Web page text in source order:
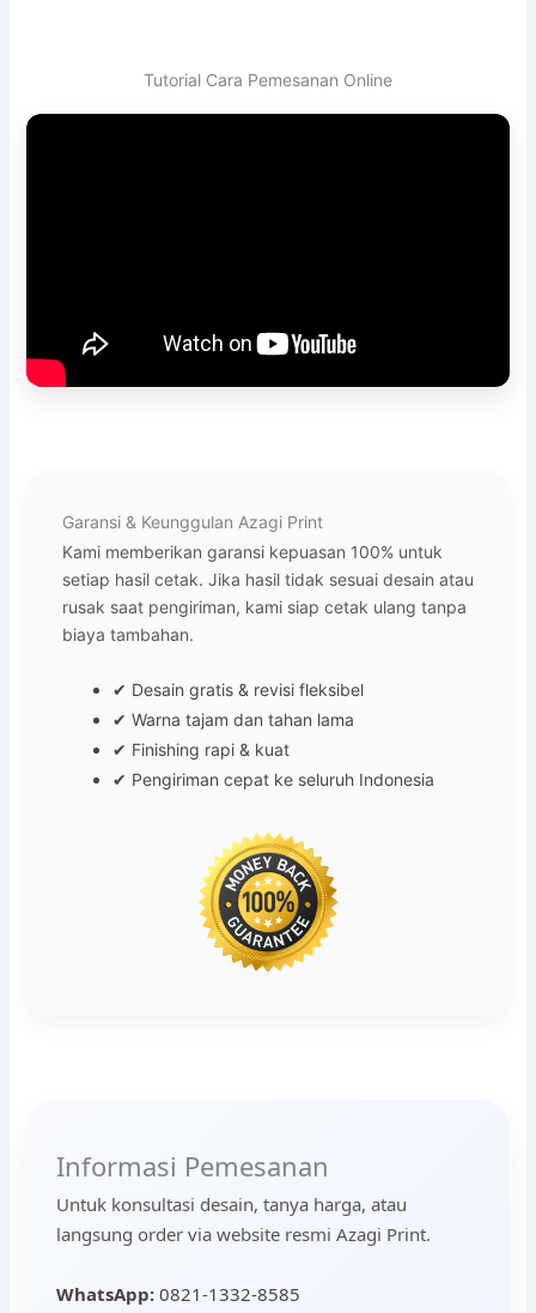
Tutorial Cara Pemesanan Online
Garansi & Keunggulan Azagi Print
Kami memberikan garansi kepuasan 100% untuk
setiap hasil cetak. Jika hasil tidak sesuai desain atau
rusak saat pengiriman, kami siap cetak ulang tanpa
biaya tambahan.
✔ Desain gratis & revisi fleksibel
✔ Warna tajam dan tahan lama
✔ Finishing rapi & kuat
✔ Pengiriman cepat ke seluruh Indonesia
Informasi Pemesanan
Untuk konsultasi desain, tanya harga, atau
langsung order via website resmi Azagi Print.
WhatsApp:0821-1332-8585